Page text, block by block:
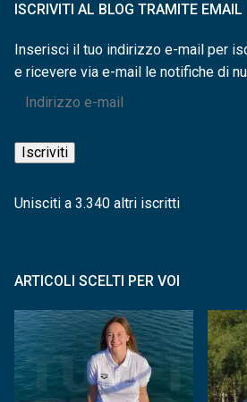
ISCRIVITI AL BLOG TRAMITE EMAIL
Inserisci il tuo indirizzo e-mail per
e ricevere via e-mail le notifiche di
Indirizzo
mail
Iscriviti
Unisciti a 3.340 altri iscritti
ARTICOLI SCELTI PER VOI